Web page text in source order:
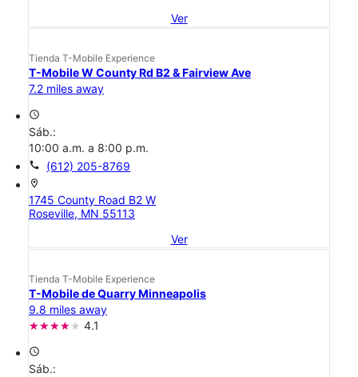
Ver
Tienda T-Mobile Experience
T-Mobile W County Rd B2 & Fairview Ave
7.2 miles away
access_time
Sáb.:
10:00 a.m. a 8:00 p.m.
call (612) 205-8769
location_on
1745 County Road B2 W
Roseville, MN 55113
Ver
Tienda T-Mobile Experience
T-Mobile de Quarry Minneapolis
9.8 miles away
4.1
access_time
Sáb.: